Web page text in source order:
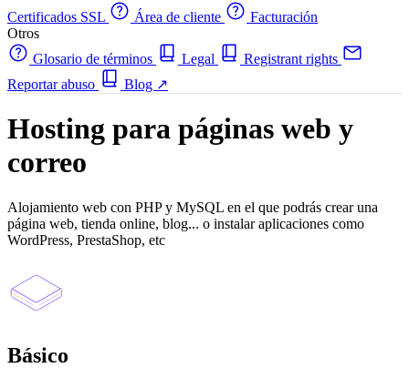
Certificados SSL
Área de cliente
Facturación
Otros
Glosario de términos
Legal
Registrant rights
Reportar abuso
Blog ↗
Hosting para páginas web y
correo
Alojamiento web con PHP y MySQL en el que podrás crear una
página web, tienda online, blog... o instalar aplicaciones como
WordPress, PrestaShop, etc
Básico